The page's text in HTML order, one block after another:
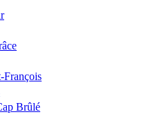
François
Brûlé